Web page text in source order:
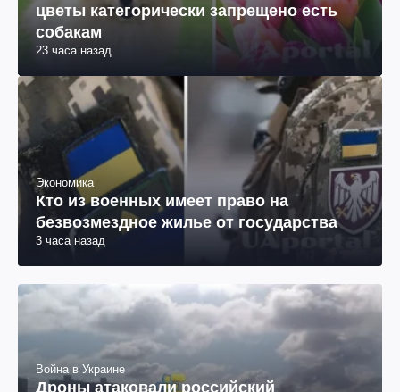
цветы категорически запрещено есть
собакам
23 часа назад
Экономика
Кто из военных имеет право на
безвозмездное жилье от государства
3 часа назад
Война в Украине
Дроны атаковали российский